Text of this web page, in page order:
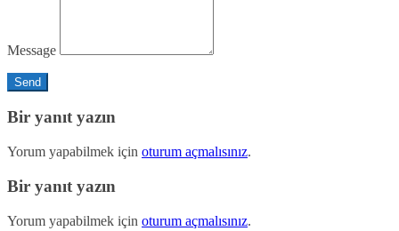
Message
Bir yanıt yazın
Yorum yapabilmek için oturum açmalısınız.
Bir yanıt yazın
Yorum yapabilmek için oturum açmalısınız.